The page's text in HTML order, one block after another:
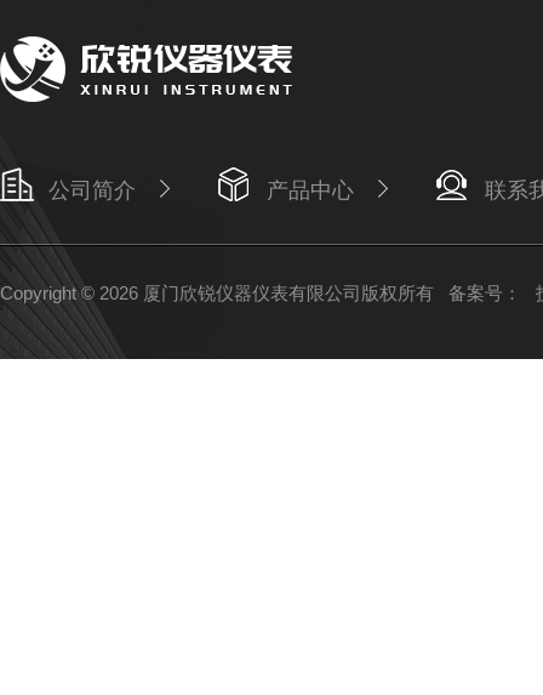
公司简介 产品中心 联系
Copyright © 2026 厦门欣锐仪器仪表有限公司版权所有 备案号：